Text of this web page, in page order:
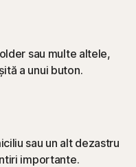
sau multe altele,
a unui buton.
sau un alt dezastru
importante.